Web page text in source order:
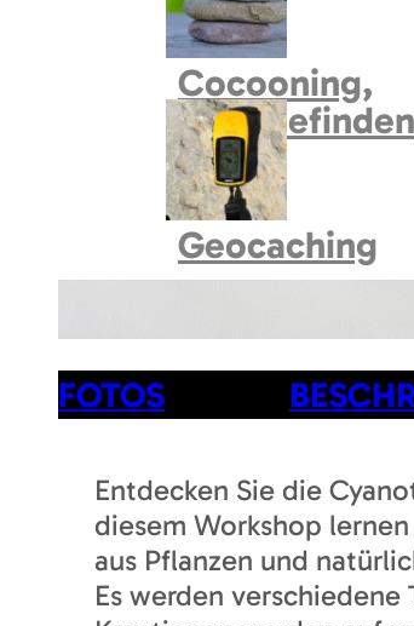
Cocooning,
Wohlbefinden
Geocaching
FOTOS
Entdecken Sie die
diesem Workshop
aus Pflanzen und
Es werden